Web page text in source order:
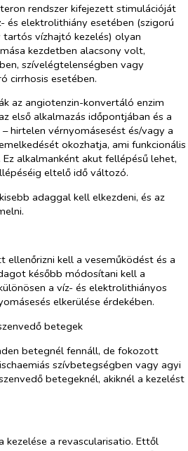
rendszer kifejezett stimulációját
és elektrolithiány esetében (szigorú
vízhajtó kezelés) olyan
kezdetben alacsony volt,
szívelégtelenségben vagy
cirrhosis esetében.
az angiotenzin-konvertáló enzim
első alkalmazás időpontjában és a
hirtelen vérnyomásesést és/vagy a
okozhatja, ami funkcionális
alkalmanként akut fellépésű lehet,
eltelő idő változó.
adaggal kell elkezdeni, és az
ellenőrizni kell a veseműködést és a
később módosítani kell a
a víz- és elektrolithiányos
elkerülése érdekében.
betegek
betegnél fennáll, de fokozott
szívbetegségben vagy agyi
betegeknél, akiknél a kezelést
kezelése a revascularisatio. Ettől